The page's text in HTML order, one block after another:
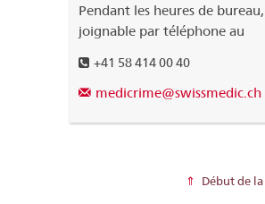
Pendant les heures de bureau,
joignable par téléphone au
+41 58 414 00 40
medicrime@swissmedic.ch
Début de